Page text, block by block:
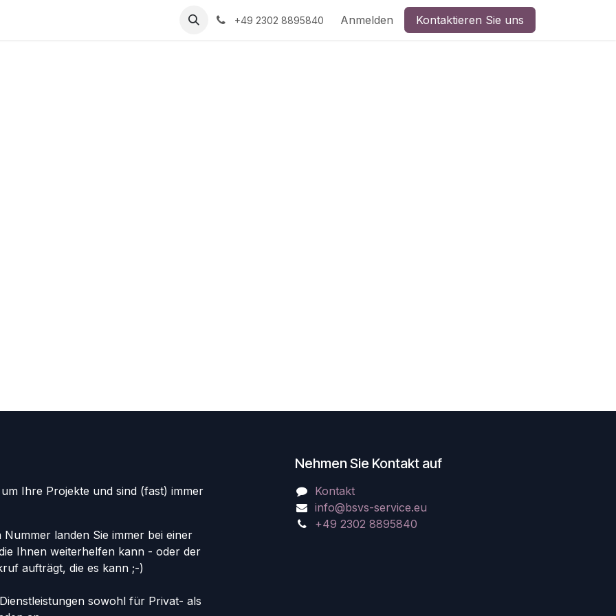
+49 2302 8895840 Anmelden Kontaktieren Sie uns
Ihre Projekte und sind (fast) immer
landen Sie immer bei einer
Ihnen weiterhelfen kann - oder der
aufträgt, die es kann ;-)
sowohl für Privat- als
Nehmen Sie Kontakt auf
Kontakt
info@bsvs-service.eu
+49 2302 8895840